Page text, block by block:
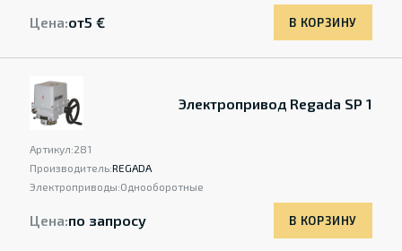
Цена:от5 € В КОРЗИНУ
Электропривод Regada SP 1
Артикул:281
Производитель:REGADA
Электроприводы:Однооборотные
Цена:по запросу В КОРЗИНУ